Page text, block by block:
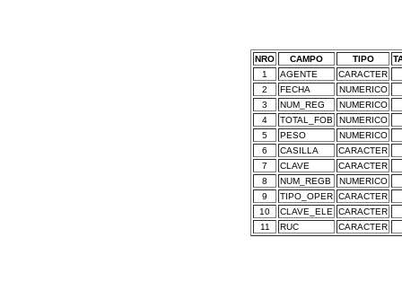
NRO CAMPO TIPO
1
AGENTE
CARACTER
2
FECHA
NUMERICO
3
NUM_REG
NUMERICO
4
TOTAL_FOB
NUMERICO
5
PESO
NUMERICO
6
CASILLA
CARACTER
7
CLAVE
CARACTER
8
NUM_REGB
NUMERICO
9
TIPO_OPER CARACTER
10
CLAVE_ELE
CARACTER
11
RUC CARACTER